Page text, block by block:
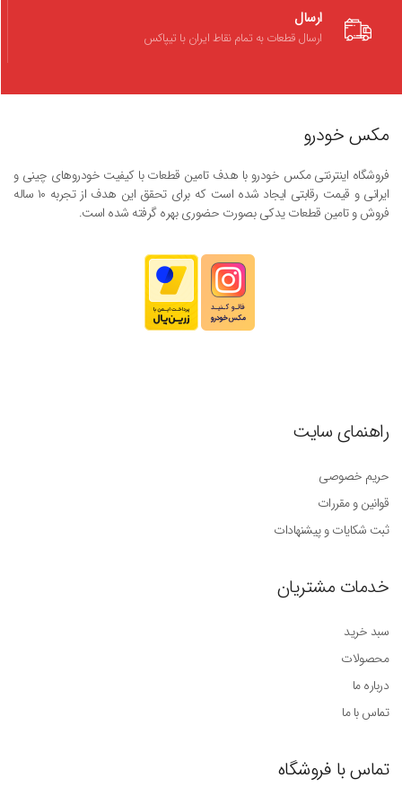
ارسال
ارسال قطعات به تمام نقاط ایران با تیپاکس
مکس خودرو
فروشگاه اینترنتی مکس خودرو با هدف تامین قطعات با کیفیت خودروهای چینی و
ایرانی و قیمت رقابتی ایجاد شده است که برای تحقق این هدف از تجربه ۱۰ ساله
فروش و تامین قطعات یدکی بصورت حضوری بهره گرفته شده است.
راهنمای سایت
حریم خصوصی
قوانین و مقررات
ثبت شکایات و پیشنهادات
خدمات مشتریان
سبد خرید
محصولات
درباره ما
تماس با ما
تماس با فروشگاه